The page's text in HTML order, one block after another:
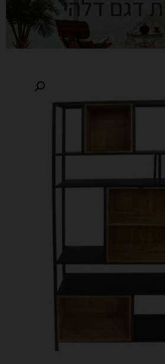
דגם דלהי